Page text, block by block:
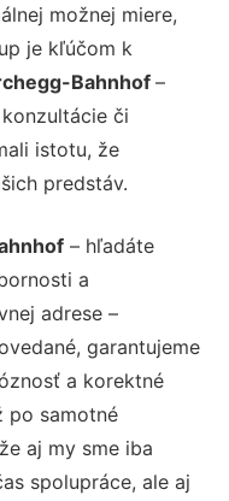
možnej miere,
je kľúčom k
Bahnhof –
či
istotu, že
predstáv.
– hľadáte
a
adrese –
garantujeme
a korektné
po samotné
aj my sme iba
spolupráce, ale aj